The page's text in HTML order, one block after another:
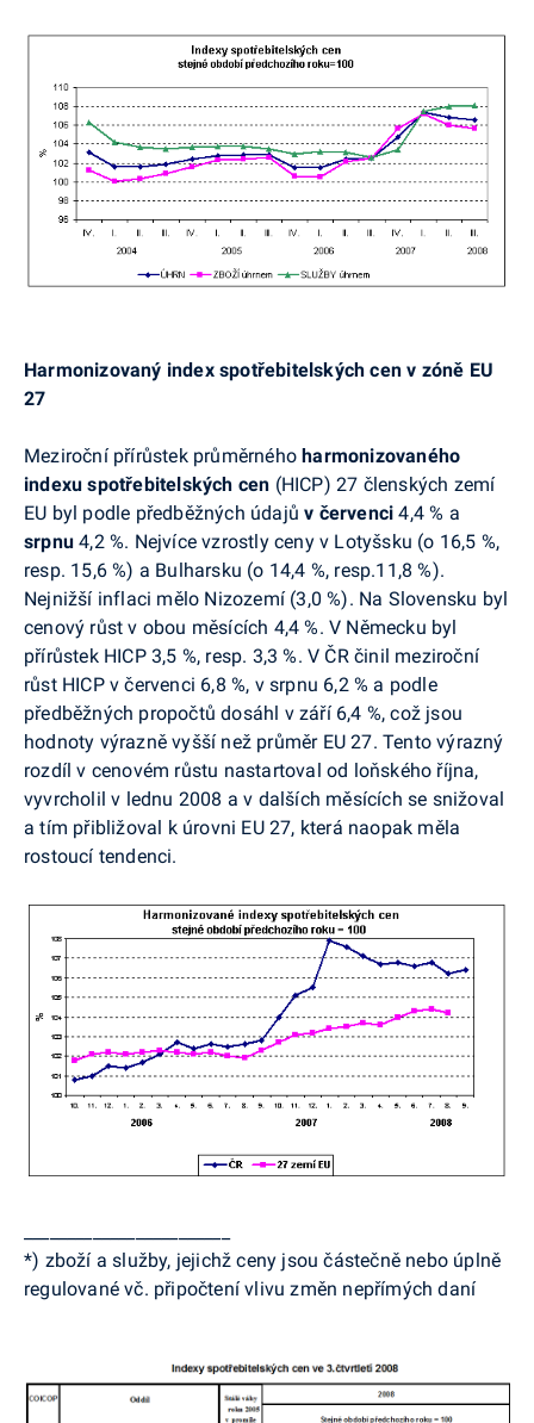
Harmonizovaný index spotřebitelských cen v zóně EU
27
Meziroční přírůstek průměrnéhoharmonizovaného
indexu spotřebitelských cen (HICP) 27 členských zemí
EU byl podle předběžných údajův červenci4,4 % a
srpnu 4,2 %. Nejvíce vzrostly ceny v Lotyšsku (o 16,5 %,
resp. 15,6 %) a Bulharsku (o 14,4 %, resp.11,8 %).
Nejnižší inflaci mělo Nizozemí (3,0 %). Na Slovensku byl
cenový růst v obou měsících 4,4 %. V Německu byl
přírůstek HICP 3,5 %, resp. 3,3 %. V ČR činil meziroční
růst HICP v červenci 6,8 %, v srpnu 6,2 % a podle
předběžných propočtů dosáhl v září 6,4 %, což jsou
hodnoty výrazně vyšší než průměr EU 27. Tento výrazný
rozdíl v cenovém růstu nastartoval od loňského října,
vyvrcholil v lednu 2008 a v dalších měsících se snižoval
a tím přibližoval k úrovni EU 27, která naopak měla
rostoucí tendenci.
*) zboží a služby, jejichž ceny jsou částečně nebo úplně
regulované vč. připočtení vlivu změn nepřímých daní